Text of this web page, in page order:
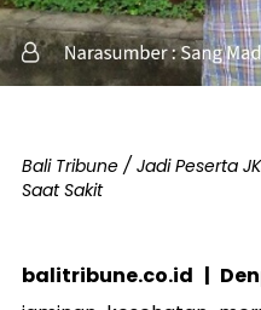
Bali Tribune / Jadi Peserta
Saat Sakit
balitribune.co.id |